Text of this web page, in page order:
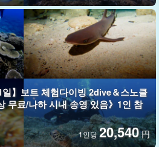
와 산호를 즐길 수 있다!
다! 오키나와의 대명사 같은 포인트가
열대어와 산호를 볼 수 있습니다. 운이
】보트 체험다이빙 2dive＆스노클
무료/나하 시내 송영 있음》1인 참
1인당20,540 円